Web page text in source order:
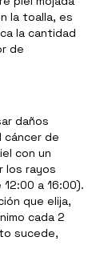
la toalla, es
la cantidad
de
daños
cáncer de
con un
los rayos
a 16:00).
que elija,
cada 2
sucede,